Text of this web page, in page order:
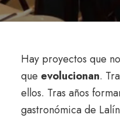
Hay proyectos que
que evolucionan.
ellos. Tras años
gastronómica de